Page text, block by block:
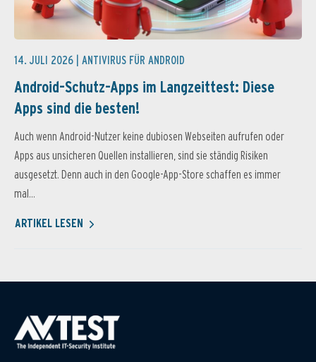
14. JULI 2026 | ANTIVIRUS FÜR ANDROID
Android-Schutz-Apps im Langzeittest: Diese
Apps sind die besten!
Auch wenn Android-Nutzer keine dubiosen Webseiten aufrufen oder
Apps aus unsicheren Quellen installieren, sind sie ständig Risiken
ausgesetzt. Denn auch in den Google-App-Store schaffen es immer
mal...
ARTIKEL LESEN